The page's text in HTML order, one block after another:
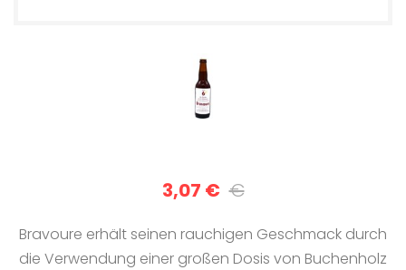
3,07 € €
Bravoure erhält seinen rauchigen Geschmack durch
die Verwendung einer großen Dosis von Buchenholz